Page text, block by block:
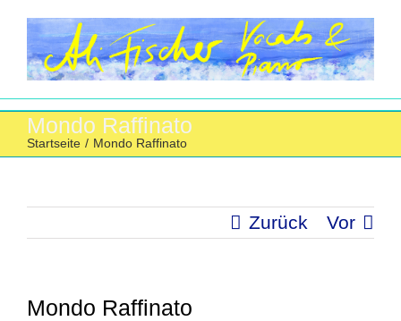
Inhalt
springen
Mondo Raffinato
Startseite / Mondo Raffinato
Zurück Vor
Mondo Raffinato